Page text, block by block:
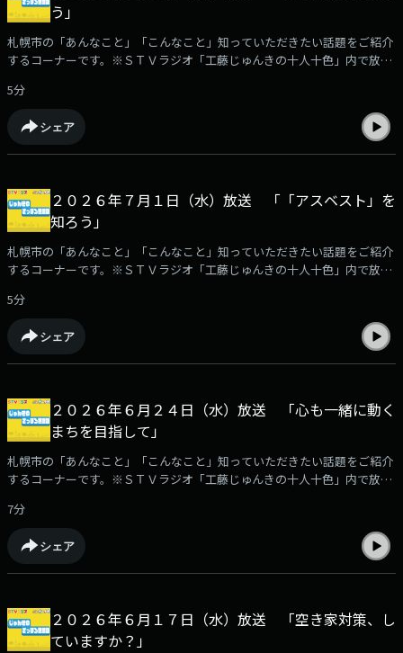
う」
札幌市の「あんなこと」「こんなこと」知っていただきたい話題をご紹介
するコーナーです。※ＳＴＶラジオ「工藤じゅんきの十人十色」内で放
5分
シェア
２０２６年７月１日（水）放送 「「アスベスト」を
知ろう」
札幌市の「あんなこと」「こんなこと」知っていただきたい話題をご紹介
するコーナーです。※ＳＴＶラジオ「工藤じゅんきの十人十色」内で放
5分
シェア
２０２６年６月２４日（水）放送 「心も一緒に動く
まちを目指して」
札幌市の「あんなこと」「こんなこと」知っていただきたい話題をご紹介
するコーナーです。※ＳＴＶラジオ「工藤じゅんきの十人十色」内で放
7分
シェア
２０２６年６月１７日（水）放送 「空き家対策、し
ていますか？」